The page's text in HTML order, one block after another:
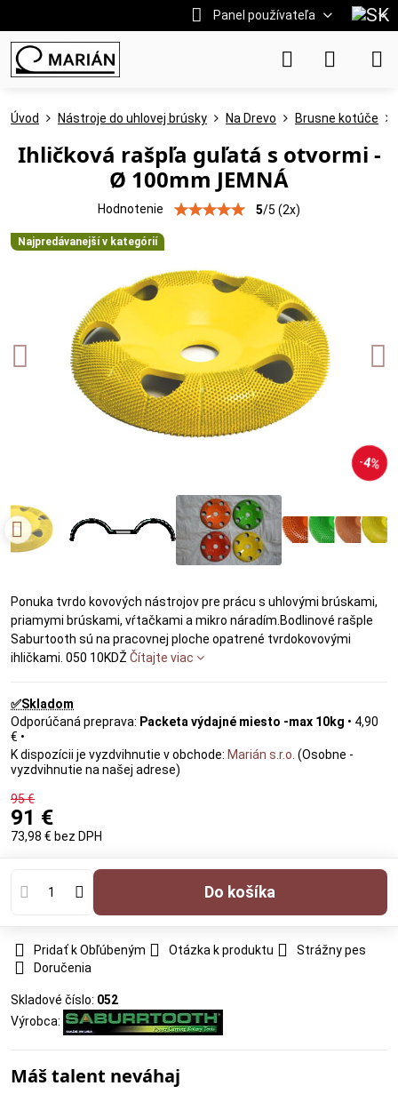
Panel používateľa
Najpredávanejší v kategórií
4%
Úvod Nástroje do uhlovej brúsky Na Drevo Brusne kotúče
Ihličková rašpľa guľatá s otvormi -
Ø 100mm JEMNÁ
Hodnotenie 5/5 (2x)
Ponuka tvrdo kovových nástrojov pre prácu s uhlovými brúskami,
priamymi brúskami, vŕtačkami a mikro náradím.Bodlinové rašple
Saburtooth sú na pracovnej ploche opatrené tvrdokovovými
ihličkami. 050 10KDŽ Čítajte viac
✅Skladom
Packeta výdajné miesto -max 10kg • 4,90
€ •
Marián s.r.o. (Osobne -
vyzdvihnutie na našej adrese)
95 €
91 €
73,98 € bez DPH
Do košíka
Pridať k Obľúbeným Otázka k produktu
Strážny pes
Doručenia
Skladové číslo: 052
Výrobca:
Máš talent neváhaj